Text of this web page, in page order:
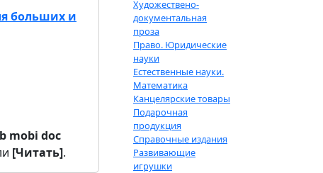
больших и
mobi doc
[Читать].
Художествено-
документальная
проза
Право. Юридические
науки
Естественные науки.
Математика
Канцелярские товары
Подарочная
продукция
Справочные издания
Развивающие
игрушки